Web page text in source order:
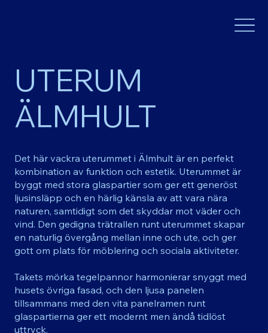
UTERUM
ÄLMHULT
Det här vackra uterummet i Älmhult är en perfekt
kombination av funktion och estetik. Uterummet är
byggt med stora glaspartier som ger ett generöst
ljusinsläpp och en härlig känsla av att vara nära
naturen, samtidigt som det skyddar mot väder och
vind. Den gedigna trätrallen runt uterummet skapar
en naturlig övergång mellan inne och ute, och ger
gott om plats för möblering och sociala aktiviteter.
Takets mörka tegelpannor harmonierar snyggt med
husets övriga fasad, och den ljusa panelen
tillsammans med den vita panelramen runt
glaspartierna ger ett modernt men ändå tidlöst
uttryck.